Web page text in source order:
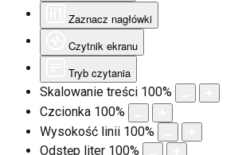
Zaznacz nagłówki
Czytnik ekranu
Tryb czytania
Skalowanie treści 100%
Czcionka 100%
Wysokość linii 100%
Odstęp liter 100%